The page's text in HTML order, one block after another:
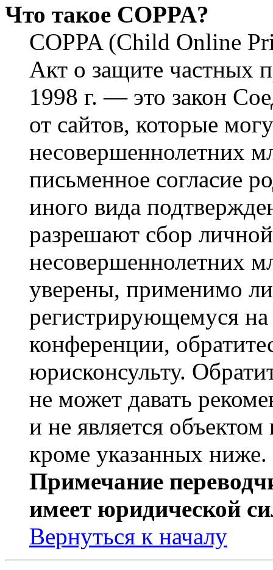
Что такое COPPA?
COPPA (Child Online
Акт о защите частных
1998 г. — это закон
от сайтов, которые
несовершеннолетних
письменное согласие
иного вида
разрешают сбор
несовершеннолетних
уверены, применимо
регистрирующемуся
конференции,
юрисконсульту.
не может давать
и не является
кроме указанных ниже.
Примечание
имеет юридической
Вернуться к началу